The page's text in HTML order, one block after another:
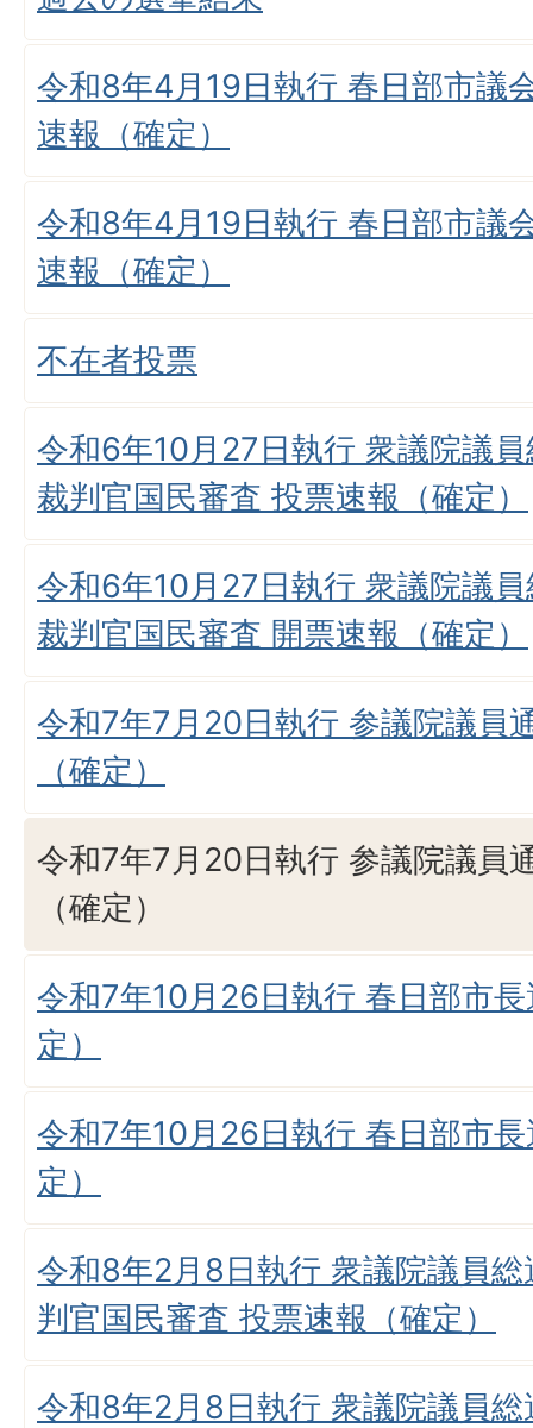
令和8年4月19日執行 春日部市議
速報（確定）
令和8年4月19日執行 春日部市議
速報（確定）
不在者投票
令和6年10月27日執行 衆議院議
裁判官国民審査 投票速報（確定）
令和6年10月27日執行 衆議院議
裁判官国民審査 開票速報（確定）
令和7年7月20日執行 参議院議員
（確定）
令和7年7月20日執行 参議院議員
（確定）
令和7年10月26日執行 春日部市
定）
令和7年10月26日執行 春日部市
定）
令和8年2月8日執行 衆議院議員
判官国民審査 投票速報（確定）
令和8年2月8日執行 衆議院議員